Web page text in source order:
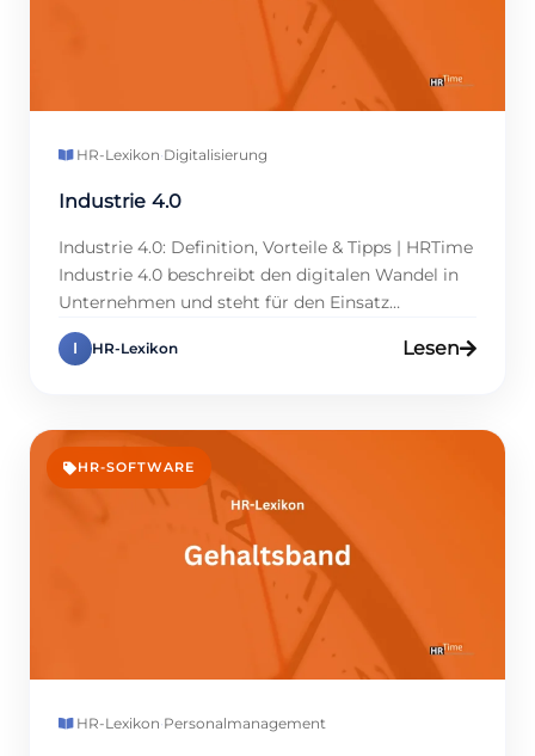
HR-Lexikon·Digitalisierung
Industrie 4.0
Industrie 4.0: Definition, Vorteile & Tipps | HRTime
Industrie 4.0 beschreibt den digitalen Wandel in
Unternehmen und steht für den Einsatz
moderner Technologien zur Vernetzung von
Prozessen. Für das Personalmanagement
Datenanalysen und smarte Tools werden
zunehmend Teil der HR-Arbeit. Personalmanager
und Führungskräfte müssen daher verstehen, wie
diese Entwicklung […]
I HR-Lexikon Lesen
HR-SOFTWARE
HR-Lexikon·Personalmanagement